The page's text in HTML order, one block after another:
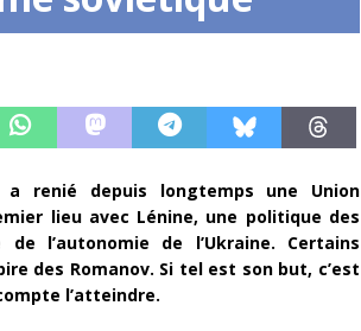
place JÉRÔME DENARIEZ
renié depuis longtemps une Union
lieu avec Lénine, une politique des
l’autonomie de l’Ukraine. Certains
des Romanov. Si tel est son but, c’est
l’atteindre.